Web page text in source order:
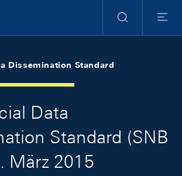
Suche
Menu
Dissemination Standard
Data
Standard (SNB
März 2015